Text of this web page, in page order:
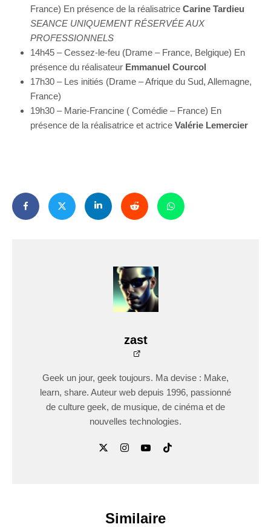
France) En présence de la réalisatrice Carine Tardieu
SEANCE UNIQUEMENT RÉSERVÉE AUX
PROFESSIONNELS
14h45 – Cessez-le-feu (Drame – France, Belgique) En
présence du réalisateur Emmanuel Courcol
17h30 – Les initiés (Drame – Afrique du Sud, Allemagne,
France)
19h30 – Marie-Francine ( Comédie – France) En
présence de la réalisatrice et actrice Valérie Lemercier
zast
Geek un jour, geek toujours. Ma devise : Make,
learn, share. Auteur web depuis 1996, passionné
de culture geek, de musique, de cinéma et de
nouvelles technologies.
Similaire